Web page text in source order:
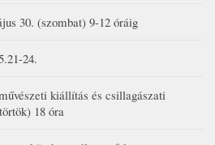
30. (szombat) 9-12 óráig
24.
kiállítás és csillagászati
18 óra